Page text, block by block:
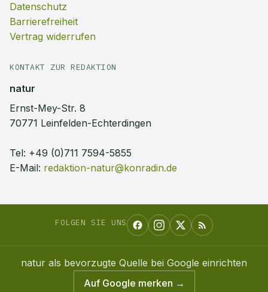
Datenschutz
Barrierefreiheit
Vertrag widerrufen
KONTAKT ZUR REDAKTION
natur
Ernst-Mey-Str. 8
70771 Leinfelden-Echterdingen
Tel: +49 (0)711 7594-5855
E-Mail: redaktion-natur@konradin.de
FOLGEN SIE UNS
natur als bevorzugte Quelle bei Google einrichten
Auf Google merken →